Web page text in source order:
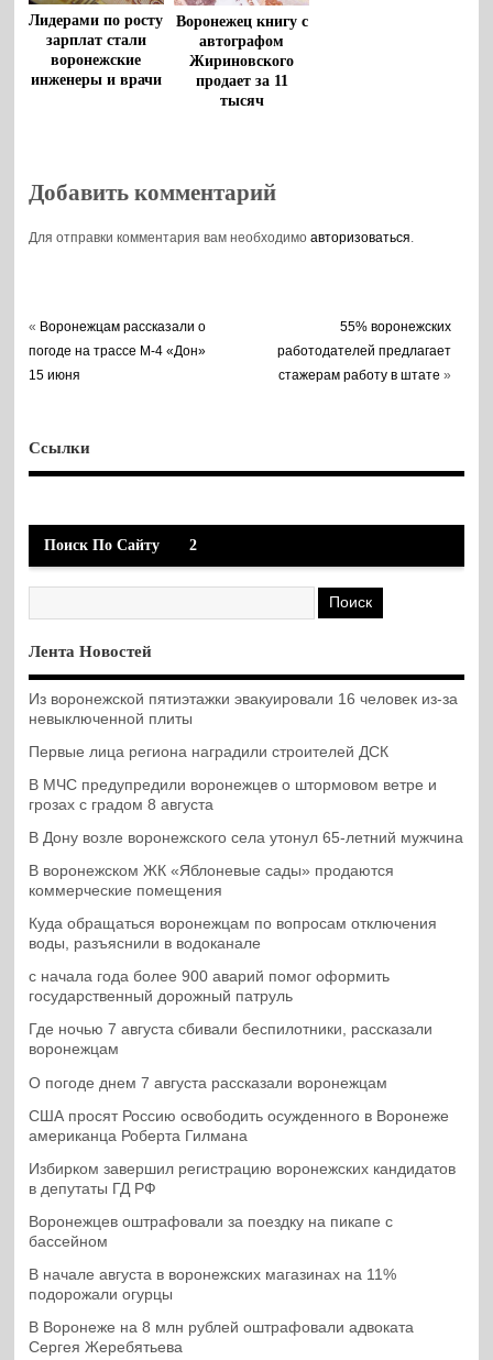
Лидерами по росту
зарплат стали
воронежские
инженеры и врачи
Воронежец книгу с
автографом
Жириновского
продает за 11
тысяч
Добавить комментарий
Для отправки комментария вам необходимоавторизоваться.
« Воронежцам рассказали о
погоде на трассе М-4 «Дон»
15 июня
55% воронежских
работодателей предлагает
стажерам работу в штате »
Ссылки
Поиск По Сайту 2
Лента Новостей
Из воронежской пятиэтажки эвакуировали 16 человек из-за
невыключенной плиты
Первые лица региона наградили строителей ДСК
В МЧС предупредили воронежцев о штормовом ветре и
грозах с градом 8 августа
В Дону возле воронежского села утонул 65-летний мужчина
В воронежском ЖК «Яблоневые сады» продаются
коммерческие помещения
Куда обращаться воронежцам по вопросам отключения
воды, разъяснили в водоканале
с начала года более 900 аварий помог оформить
государственный дорожный патруль
Где ночью 7 августа сбивали беспилотники, рассказали
воронежцам
О погоде днем 7 августа рассказали воронежцам
США просят Россию освободить осужденного в Воронеже
американца Роберта Гилмана
Избирком завершил регистрацию воронежских кандидатов
в депутаты ГД РФ
Воронежцев оштрафовали за поездку на пикапе с
бассейном
В начале августа в воронежских магазинах на 11%
подорожали огурцы
В Воронеже на 8 млн рублей оштрафовали адвоката
Сергея Жеребятьева